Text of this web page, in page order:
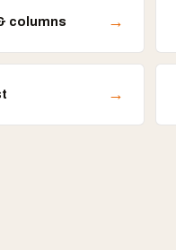
columns →
→